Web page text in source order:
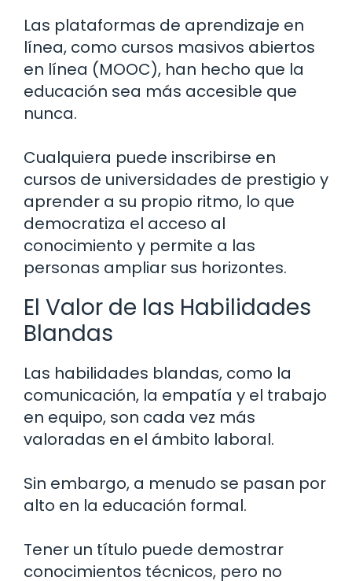
Las plataformas de aprendizaje en
línea, como cursos masivos abiertos
en línea (MOOC), han hecho que la
educación sea más accesible que
nunca.
Cualquiera puede inscribirse en
cursos de universidades de prestigio y
aprender a su propio ritmo, lo que
democratiza el acceso al
conocimiento y permite a las
personas ampliar sus horizontes.
El Valor de las Habilidades
Blandas
Las habilidades blandas, como la
comunicación, la empatía y el trabajo
en equipo, son cada vez más
valoradas en el ámbito laboral.
Sin embargo, a menudo se pasan por
alto en la educación formal.
Tener un título puede demostrar
conocimientos técnicos, pero no